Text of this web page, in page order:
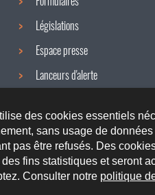
des cookies essentiels
sans usage de
pas être refusés. Des
fins statistiques et seront
Consulter notre politique
Législations
Espace presse
Lanceurs d'alerte
Accessibilité Aspects légaux